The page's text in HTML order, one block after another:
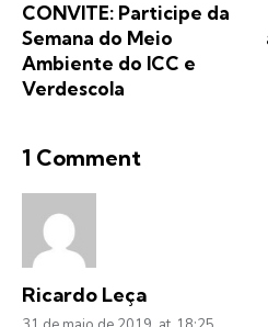
CONVITE: Participe da
Semana do Meio
Ambiente do ICC e
Verdescola
1 Comment
Ricardo Leça